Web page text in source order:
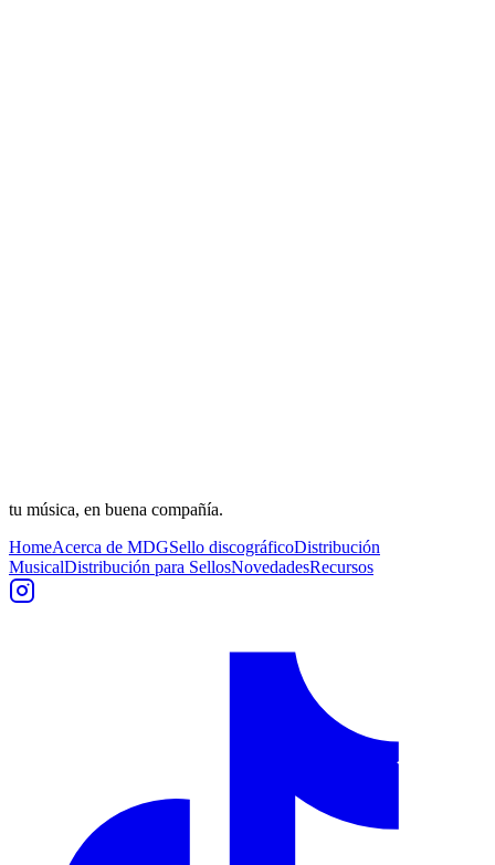
tu música, en buena compañía.
HomeAcerca de MDGSello discográficoDistribución
MusicalDistribución para SellosNovedadesRecursos